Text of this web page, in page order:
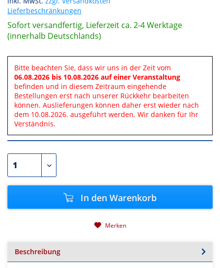
Lieferbeschränkungen
Sofort versandfertig, Lieferzeit ca. 2-4 Werktage
(innerhalb Deutschlands)
Bitte beachten Sie, dass wir uns in der Zeit vom
06.08.2026 bis 10.08.2026 auf einer Veranstaltung
befinden und in diesem Zeitraum eingehende
Bestellungen erst nach unserer Rückkehr bearbeiten
können. Auslieferungen können daher erst wieder nach
dem 10.08.2026. ausgeführt werden. Wir danken für Ihr
Verständnis.
In den Warenkorb
Merken
Beschreibung